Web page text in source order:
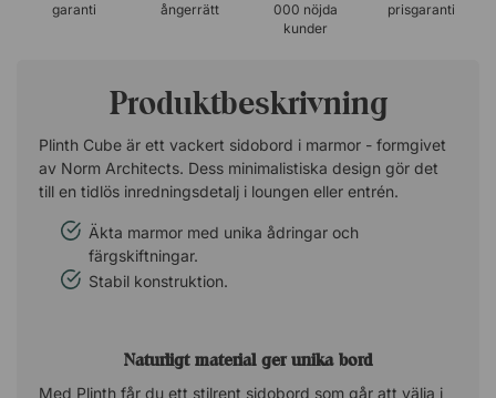
garanti
ångerrätt
000 nöjda
kunder
prisgaranti
Produktbeskrivning
Plinth Cube är ett vackert sidobord i marmor - formgivet
av Norm Architects. Dess minimalistiska design gör det
till en tidlös inredningsdetalj i loungen eller entrén.
Äkta marmor med unika ådringar och
färgskiftningar.
Stabil konstruktion.
Naturligt material ger unika bord
Med Plinth får du ett stilrent sidobord som går att välja i